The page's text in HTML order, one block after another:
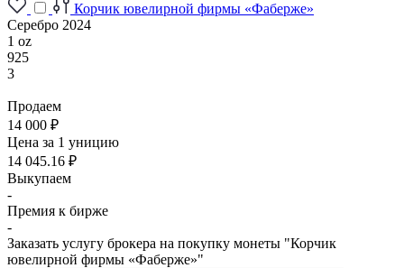
Корчик ювелирной фирмы «Фаберже»
Серебро 2024
1 oz
925
3
Продаем
14 000 ₽
Цена за 1 уницию
14 045.16 ₽
Выкупаем
-
Премия к бирже
-
Заказать услугу брокера на покупку монеты "Корчик
ювелирной фирмы «Фаберже»"